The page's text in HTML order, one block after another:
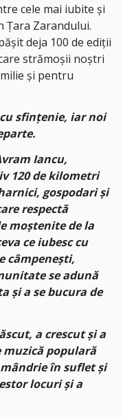
cele mai iubite și
Țara Zarandului.
deja 100 de ediții
strămoșii noștri
și pentru
sfințenie, iar noi
Iancu,
120 de kilometri
gospodari și
respectă
moștenite de la
ce iubesc cu
câmpenești,
se adună
și a se bucura de
a crescut și a
populară
în suflet și
locuri și a